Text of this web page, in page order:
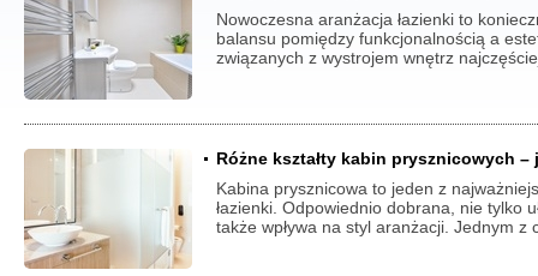
Nowoczesna aranżacja łazienki to
balansu pomiędzy funkcjonalnością a
związanych z wystrojem wnętrz
Różne kształty kabin prysznicowych –
Kabina prysznicowa to jeden z
łazienki. Odpowiednio dobrana, nie tylko
także wpływa na styl aranżacji. Jednym z